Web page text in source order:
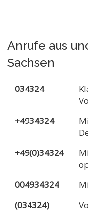
Anrufe aus
Sachsen
034324
+4934324
+49(0)34324
004934324
(034324)